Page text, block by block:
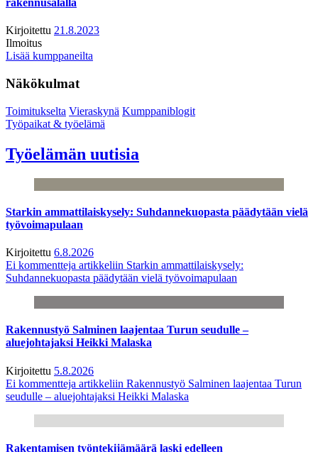
rakennusalalla
Kirjoitettu 21.8.2023
Ilmoitus
Lisää kumppaneilta
Näkökulmat
Toimitukselta Vieraskynä Kumppaniblogit
Työpaikat & työelämä
Työelämän uutisia
Starkin ammattilaiskysely: Suhdannekuopasta päädytään vielä
työvoimapulaan
Kirjoitettu 6.8.2026
Ei kommentteja artikkeliin Starkin ammattilaiskysely:
Suhdannekuopasta päädytään vielä työvoimapulaan
Rakennustyö Salminen laajentaa Turun seudulle –
aluejohtajaksi Heikki Malaska
Kirjoitettu 5.8.2026
Ei kommentteja artikkeliin Rakennustyö Salminen laajentaa Turun
seudulle – aluejohtajaksi Heikki Malaska
Rakentamisen työntekijämäärä laski edelleen